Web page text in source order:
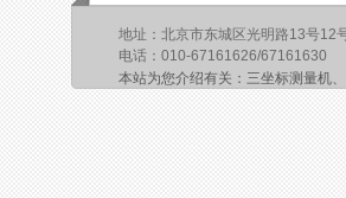
地址：北京市东城区光明路13号
电话：010-67161626/
本站为您介绍有关：三坐标测量机